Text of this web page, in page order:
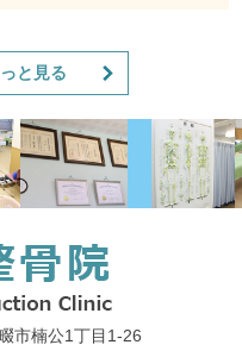
部位にどれくらい効くのか
で教えてくれました。
筋肉は３層に分かれているの
すが、どの層を鍛えるのか
で調節できるとの事だった
で、私はインナーマッスル
ようにしてもらいました。
流の強さ加減を自分で調節
せてもらえたのもここが初
と見る
市楠公1丁目1‐26